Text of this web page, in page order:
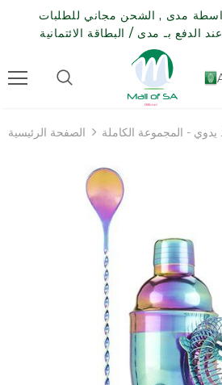
مدى , الشحن مجاني للطلبات
الصفحة الرئيسية يدوي - المجموعة الكاملة